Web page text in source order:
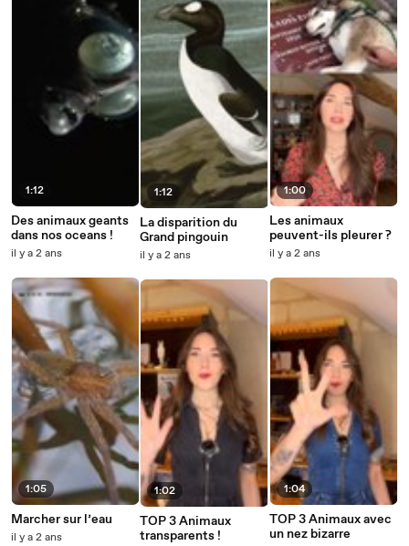
1:12
Des animaux geants
dans nos oceans !
il y a 2 ans
1:05
Marcher sur l’eau
il y a 2 ans
1:12
La disparition du
Grand pingouin
il y a 2 ans
1:02
TOP 3 Animaux
transparents !
1:00
Les animaux
peuvent-ils pleurer ?
il y a 2 ans
1:04
TOP 3 Animaux avec
un nez bizarre